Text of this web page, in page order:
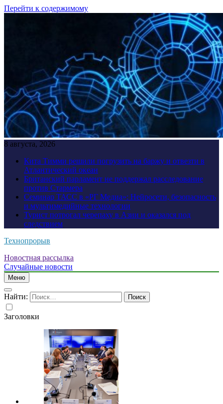
Перейти к содержимому
8 августа, 2026
Кита Тимми решили погрузить на баржу и отвезти в
Атлантический океан
Британский парламент не поддержал расследование
против Стармера
Семинар ТАСС в «РГ Медиа»: Нейросети, безопасность
и мультимедийные технологии
Турист потрогал черепаху в Азии и оказался под
следствием
Технопрорыв
Новостная рассылка
Случайные новости
Меню
Найти:
Заголовки